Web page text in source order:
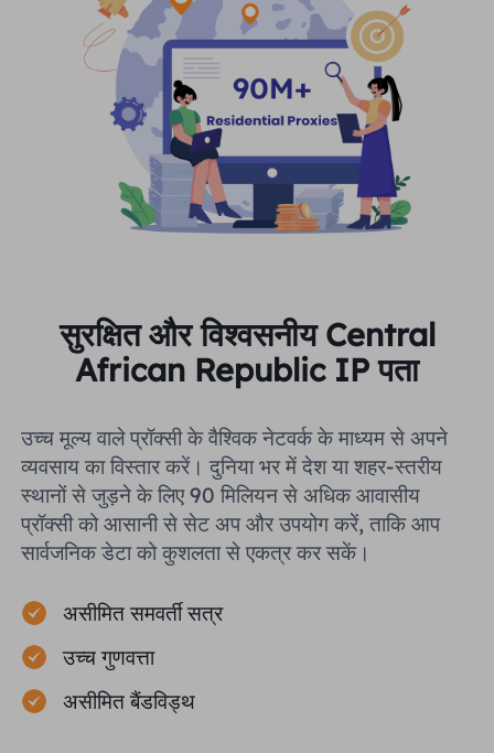
सुरक्षित और विश्वसनीय Central
African Republic IP पता
उच्च मूल्य वाले प्रॉक्सी के वैश्विक नेटवर्क के माध्यम से अपने
व्यवसाय का विस्तार करें। दुनिया भर में देश या शहर-स्तरीय
स्थानों से जुड़ने के लिए 90 मिलियन से अधिक आवासीय
प्रॉक्सी को आसानी से सेट अप और उपयोग करें, ताकि आप
सार्वजनिक डेटा को कुशलता से एकत्र कर सकें।
असीमित समवर्ती सत्र
उच्च गुणवत्ता
असीमित बैंडविड्थ